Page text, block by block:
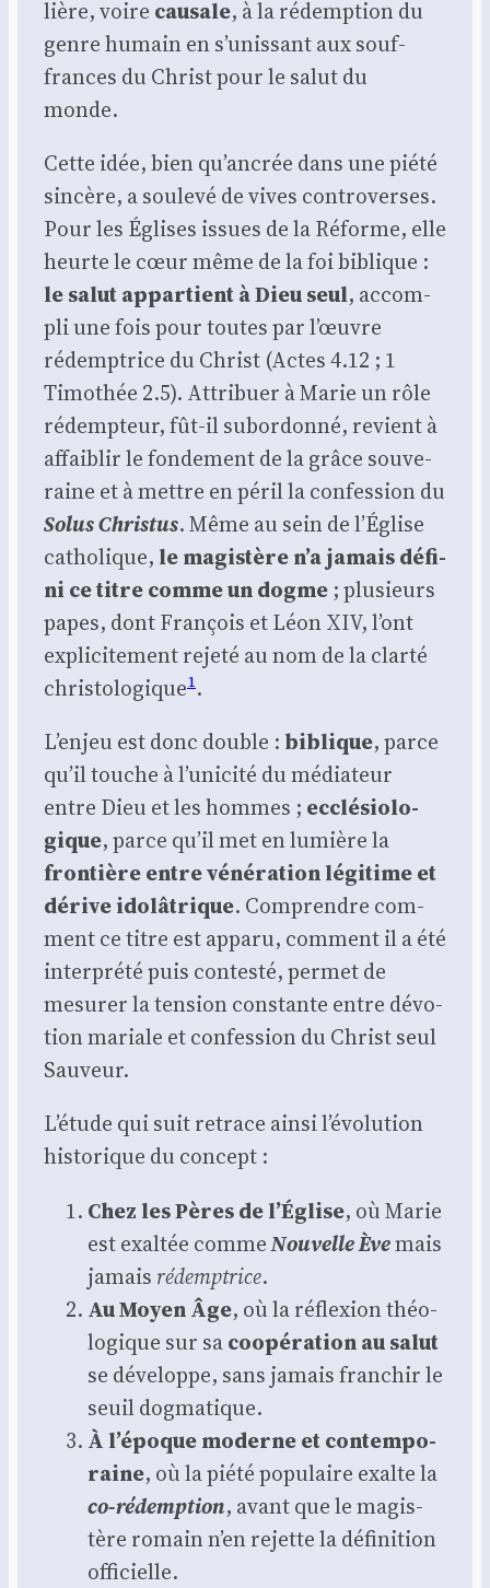
lière, voire cau­sale, à la rédemp­tion du
genre humain en s’unissant aux souf­
frances du Christ pour le salut du
monde.
Cette idée, bien qu’ancrée dans une pié­té
sin­cère, a sou­le­vé de vives contro­verses.
Pour les Églises issues de la Réforme, elle
heurte le cœur même de la foi biblique :
le salut appar­tient à Dieu seul, accom­
pli une fois pour toutes par l’œuvre
rédemp­trice du Christ (Actes 4.12 ; 1
Timo­thée 2.5). Attri­buer à Marie un rôle
rédemp­teur, fût-il subor­don­né, revient à
affai­blir le fon­de­ment de la grâce sou­ve­
raine et à mettre en péril la confes­sion du
Solus Chris­tus. Même au sein de l’Église
catho­lique, le magis­tère n’a jamais défi­
ni ce titre comme un dogme ; plu­sieurs
papes, dont Fran­çois et Léon XIV, l’ont
expli­ci­te­ment reje­té au nom de la clar­té
chris­to­lo­gique1.
L’enjeu est donc double : biblique, parce
qu’il touche à l’unicité du média­teur
entre Dieu et les hommes ; ecclé­sio­lo­
gique, parce qu’il met en lumière la
fron­tière entre véné­ra­tion légi­time et
dérive ido­lâ­trique. Com­prendre com­
ment ce titre est appa­ru, com­ment il a été
inter­pré­té puis contes­té, per­met de
mesu­rer la ten­sion constante entre dévo­
tion mariale et confes­sion du Christ seul
Sau­veur.
L’étude qui suit retrace ain­si l’évolution
his­to­rique du concept :
Chez les Pères de l’Église, où Marie
est exal­tée commeNou­velle Èvemais
jamais rédemp­trice.
Au Moyen Âge, où la réflexion théo­
lo­gique sur sacoopé­ra­tion au salut
se déve­loppe, sans jamais fran­chir le
seuil dog­ma­tique.
À l’époque moderne et contem­po­
raine, où la pié­té popu­laire exalte la
co-rédemp­tion, avant que le magis­
tère romain n’en rejette la défi­ni­tion
offi­cielle.